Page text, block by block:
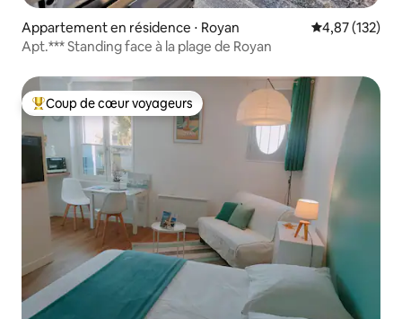
Appartement en résidence ⋅ Royan Évaluation
4,87 (132)
Apt.*** Standing face à la plage de Royan
Coups de cœur voyageurs les plus appréciés
Coup de cœur voyageurs